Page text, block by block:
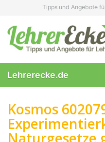
content
Tipps und Angebote
Lehrerecke.de
Kosmos
Naturgesetze